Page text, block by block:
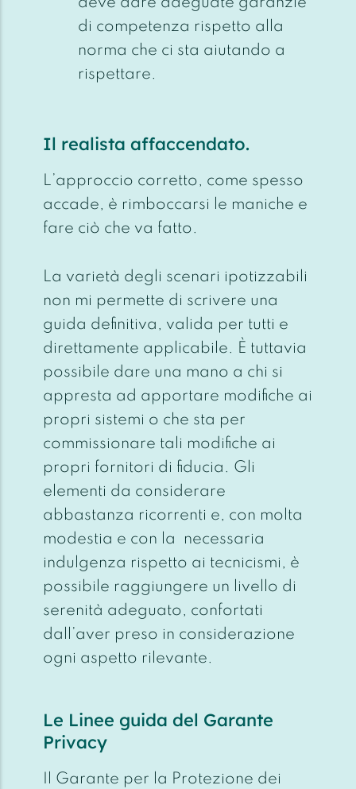
deve dare adeguate garanzie
di competenza rispetto alla
norma che ci sta aiutando a
rispettare.
Il realista affaccendato.
L’approccio corretto, come spesso
accade, è rimboccarsi le maniche e
fare ciò che va fatto.
La varietà degli scenari ipotizzabili
non mi permette di scrivere una
guida definitiva, valida per tutti e
direttamente applicabile. È tuttavia
possibile dare una mano a chi si
appresta ad apportare modifiche ai
propri sistemi o che sta per
commissionare tali modifiche ai
propri fornitori di fiducia. Gli
elementi da considerare
abbastanza ricorrenti e, con molta
modestia e con la necessaria
indulgenza rispetto ai tecnicismi, è
possibile raggiungere un livello di
serenità adeguato, confortati
dall’aver preso in considerazione
ogni aspetto rilevante.
Le Linee guida del Garante
Privacy
Il Garante per la Protezione dei